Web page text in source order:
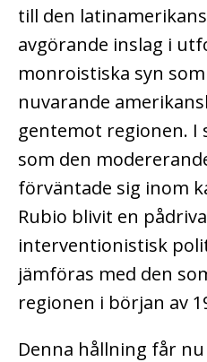
till den
avgörande inslag i
monroistiska syn
nuvarande
gentemot regionen. I
som den
förväntade sig inom
Rubio blivit en
interventionistisk
jämföras med den
regionen i början av
Denna hållning får